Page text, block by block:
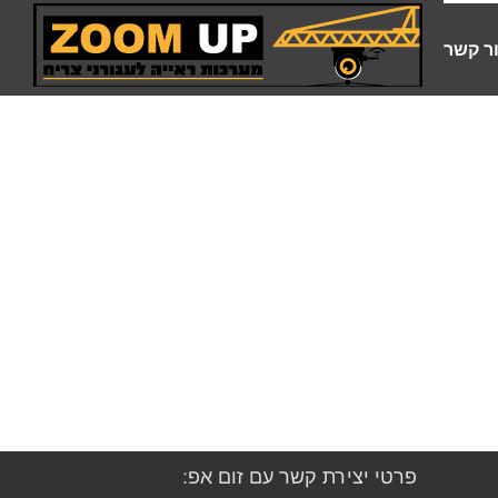
קשר
פרטי יצירת קשר עם זום אפ: